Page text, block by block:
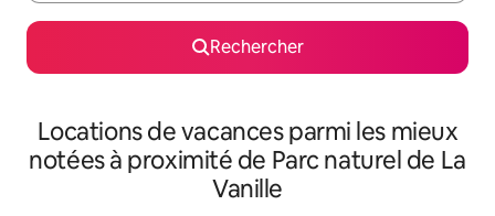
Rechercher
Locations de vacances parmi les mieux
notées à proximité de Parc naturel de La
Vanille